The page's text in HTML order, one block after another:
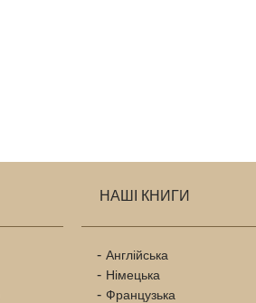
НАШІ КНИГИ
Англійська
Німецька
Французька